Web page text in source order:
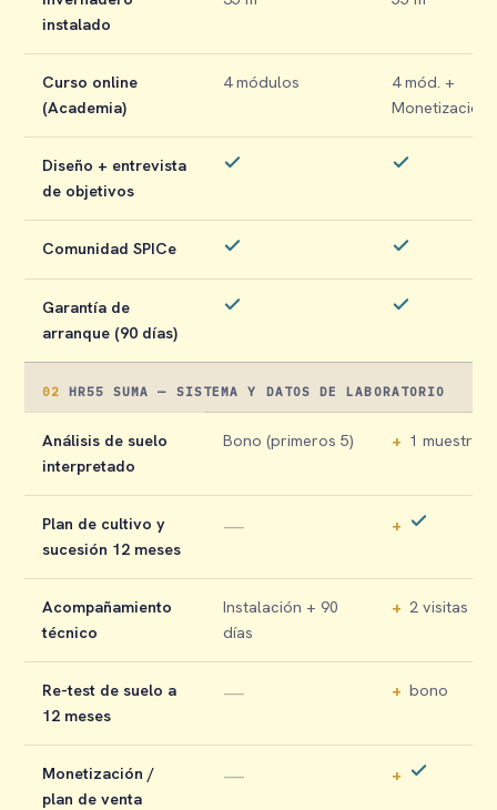
instalado
Curso online
(Academia)
4 módulos
4 mód. +
Monetización
Diseño + entrevista
de objetivos
Comunidad SPICe
Garantía de
arranque (90 días)
02 HR55 SUMA — SISTEMA Y DATOS DE LABORATORIO
Análisis de suelo
interpretado
Bono (primeros 5) + 1 muestra
Plan de cultivo y
sucesión 12 meses
— +
Acompañamiento
técnico
Instalación + 90
días
+ 2 visitas
Re-test de suelo a
12 meses
— + bono
Monetización /
plan de venta
— +